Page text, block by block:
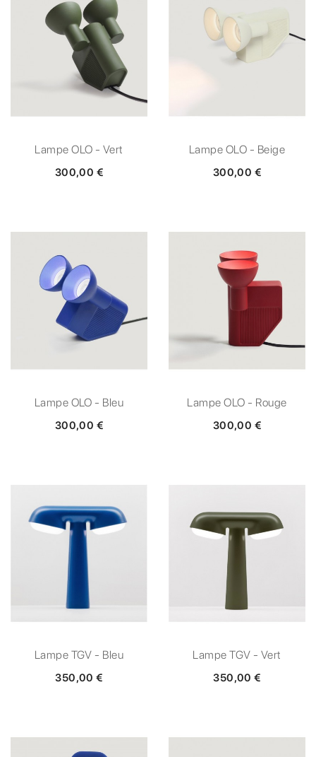
Lampe OLO - Vert
300,00 €
Lampe OLO - Beige
300,00 €
Lampe OLO - Bleu
300,00 €
Lampe OLO - Rouge
300,00 €
Lampe TGV - Bleu
350,00 €
Lampe TGV - Vert
350,00 €